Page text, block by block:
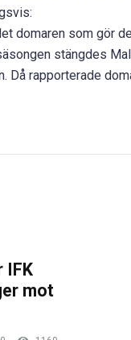
domaren som gör
stängdes
Då rapporterade
IFK
mot